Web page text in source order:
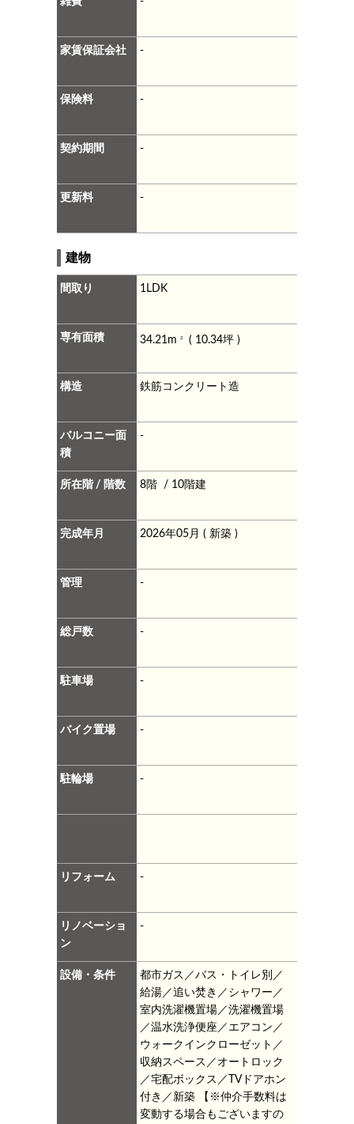
家賃保証会社 -
保険料 -
契約期間 -
更新料 -
建物
間取り 1LDK
専有面積 34.21m2 ( 10.34坪 )
構造 鉄筋コンクリート造
バルコニー面
積
-
所在階 / 階数 8階 / 10階建
完成年月 2026年05月 ( 新築 )
管理 -
総戸数 -
駐車場 -
バイク置場 -
駐輪場 -
リフォーム -
リノベーショ
ン
-
設備・条件
都市ガス／バス・トイレ別／
給湯／追い焚き／シャワー／
室内洗濯機置場／洗濯機置場
／温水洗浄便座／エアコン／
ウォークインクローゼット／
収納スペース／オートロック
／宅配ボックス／TVドアホン
付き／新築
【※仲介手数料は
変動する場合もございますの